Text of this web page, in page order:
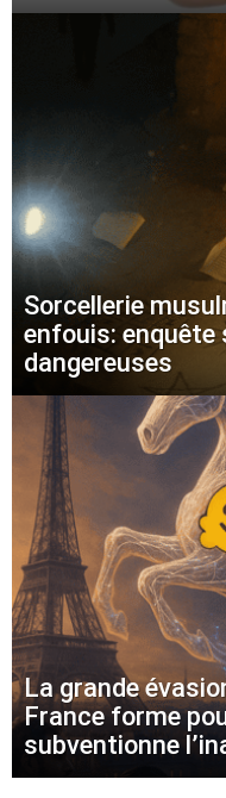
Sorcellerie
enfouis: enquête
dangereuses
La grande
France forme
subventionne